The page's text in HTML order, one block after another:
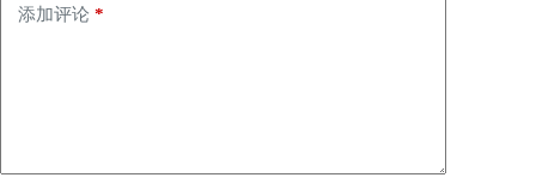
添加评论 *